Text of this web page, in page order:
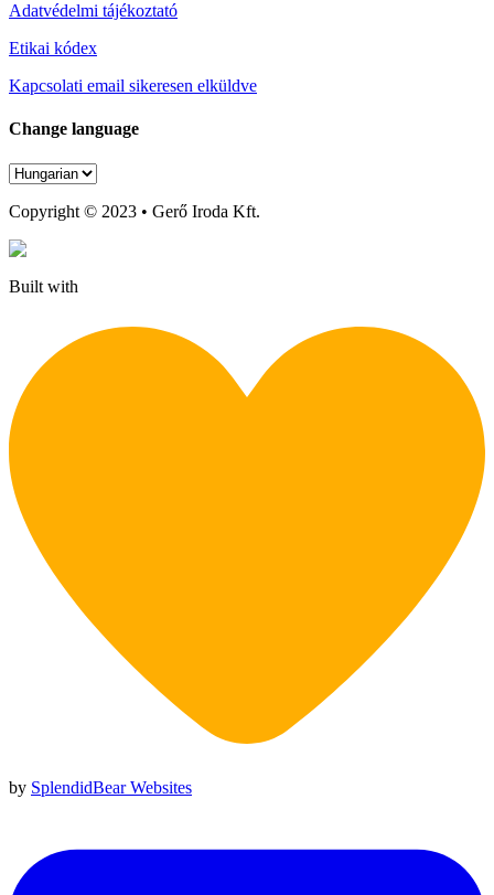
Adatvédelmi tájékoztató
Etikai kódex
Kapcsolati email sikeresen elküldve
Change language
Copyright © 2023 • Gerő Iroda Kft.
Built with
by SplendidBear Websites